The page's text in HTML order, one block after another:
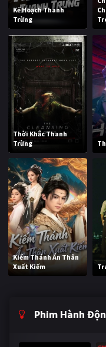
Kế Hoạch Thanh
Trừng
Thời Khắc Thanh
Trừng
Kiếm Thánh Ẩn Thân
Xuất Kiếm
Phim Hành